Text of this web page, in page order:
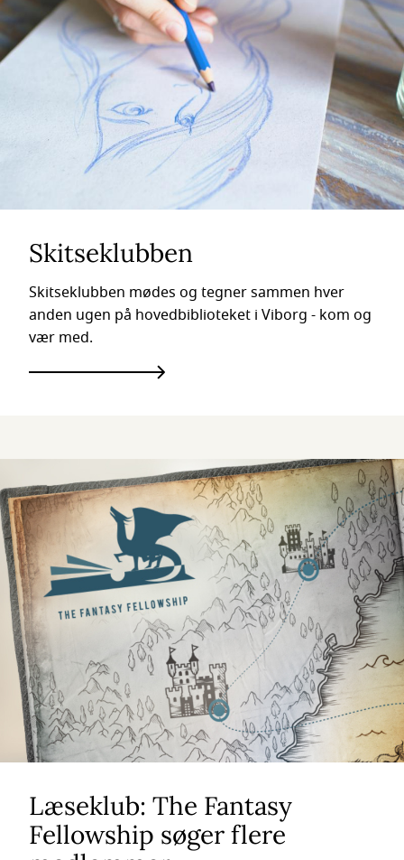
Skitseklubben
Skitseklubben mødes og tegner sammen hver
anden ugen på hovedbiblioteket i Viborg - kom og
vær med.
Læseklub: The Fantasy
Fellowship søger flere